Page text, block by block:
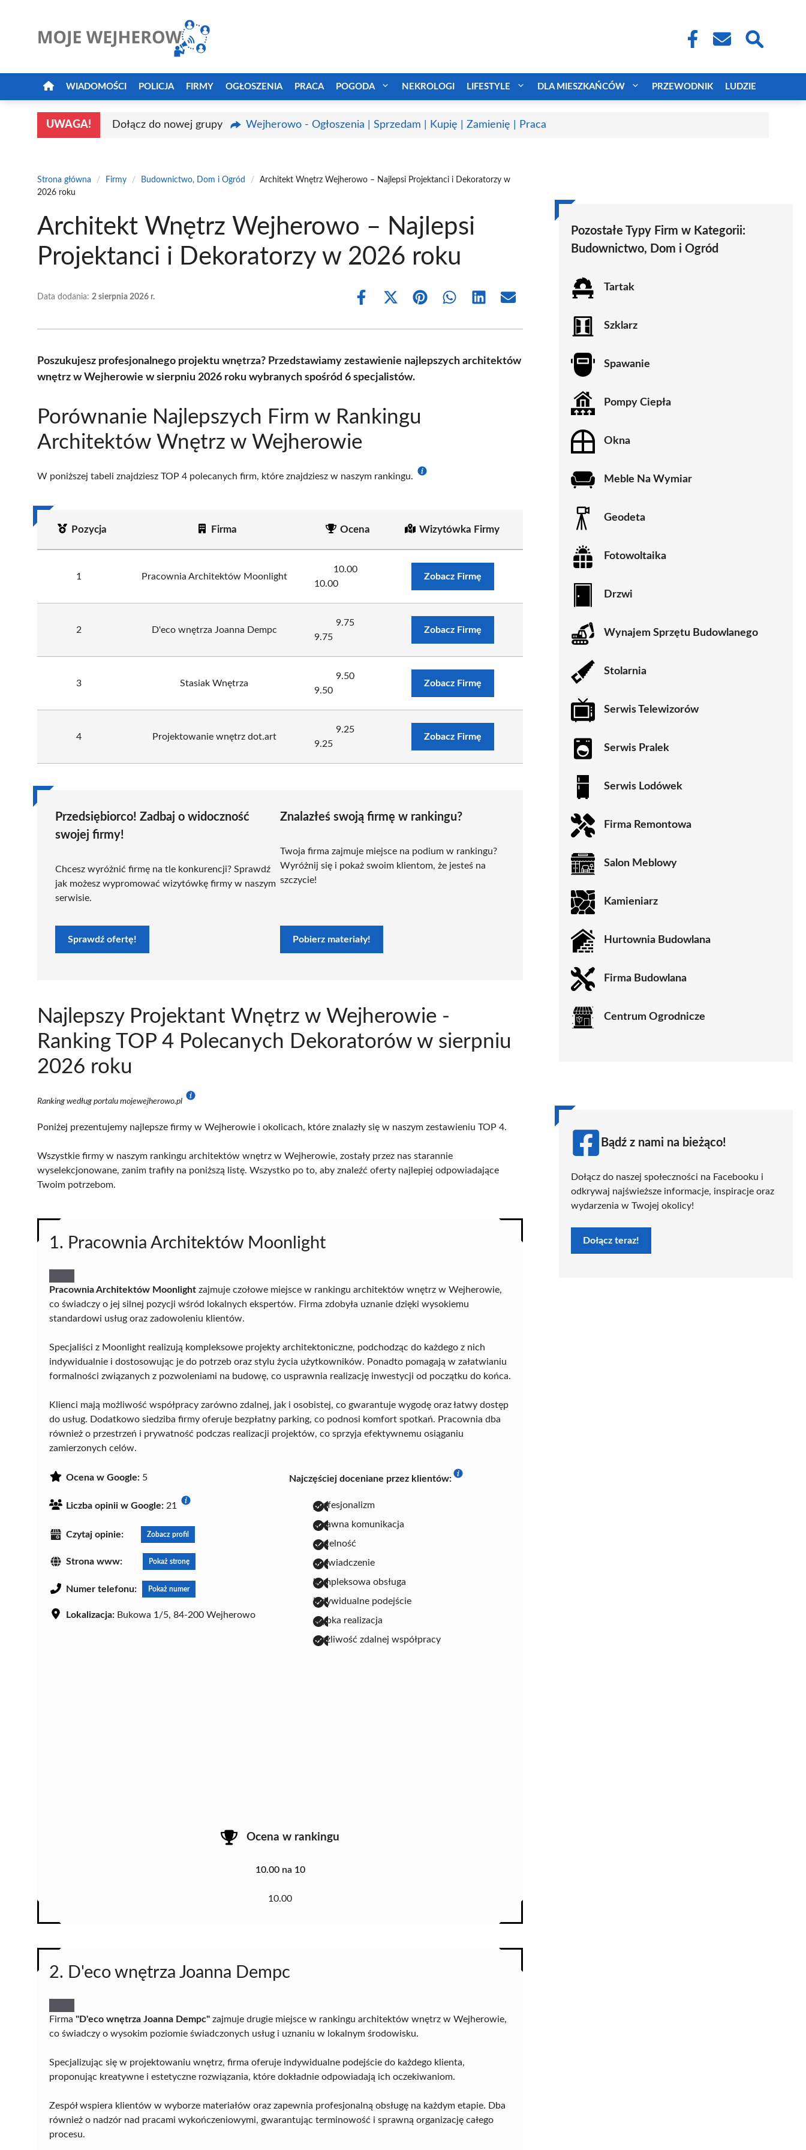
WIADOMOŚCI POLICJA FIRMY OGŁOSZENIA PRACA POGODA NEKROLOGI LIFESTYLE DLA MIESZKAŃCÓW PRZEWODNIK LUDZIE
UWAGA! Dołącz do nowej grupy Wejherowo - Ogłoszenia | Sprzedam | Kupię | Zamienię | Praca
Strona główna / Firmy / Budownictwo, Dom i Ogród /
Architekt Wnętrz Wejherowo – Najlepsi Projektanci i Dekoratorzy w
2026 roku
Architekt Wnętrz Wejherowo – Najlepsi
Projektanci i Dekoratorzy w 2026 roku
Data dodania: 2 sierpnia 2026 r.
Share
Share
(Twitter)
Share Share Share Share
Poszukujesz profesjonalnego projektu wnętrza? Przedstawiamy zestawienie najlepszych architektów
wnętrz w Wejherowie w sierpniu 2026 roku wybranych spośród 6 specjalistów.
Porównanie Najlepszych Firm w Rankingu
Architektów Wnętrz w Wejherowie
W poniższej tabeli znajdziesz TOP 4 polecanych firm, które znajdziesz w naszym rankingu.
Pozycja Firma Ocena Wizytówka Firmy
1 Pracownia Architektów Moonlight
10.00
10.00
Zobacz Firmę
2 D'eco wnętrza Joanna Dempc
9.75
9.75
Zobacz Firmę
3 Stasiak Wnętrza
9.50
9.50
Zobacz Firmę
4 Projektowanie wnętrz dot.art
9.25
9.25
Zobacz Firmę
Przedsiębiorco! Zadbaj o widoczność
swojej firmy!
Chcesz wyróżnić firmę na tle konkurencji? Sprawdź
jak możesz wypromować wizytówkę firmy w naszym
serwisie.
Sprawdź ofertę!
Znalazłeś swoją firmę w rankingu?
Twoja firma zajmuje miejsce na podium w rankingu?
Wyróżnij się i pokaż swoim klientom, że jesteś na
szczycie!
Pobierz materiały!
Najlepszy Projektant Wnętrz w Wejherowie -
Ranking TOP 4 Polecanych Dekoratorów w sierpniu
2026 roku
Ranking według portalu mojewejherowo.pl
Poniżej prezentujemy najlepsze firmy w Wejherowie i okolicach, które znalazły się w naszym zestawieniu TOP 4.
Wszystkie firmy w naszym rankingu architektów wnętrz w Wejherowie, zostały przez nas starannie
wyselekcjonowane, zanim trafiły na poniższą listę. Wszystko po to, aby znaleźć oferty najlepiej odpowiadające
Twoim potrzebom.
1. Pracownia Architektów Moonlight
Pracownia Architektów Moonlight zajmuje czołowe miejsce w rankingu architektów wnętrz w Wejherowie,
co świadczy o jej silnej pozycji wśród lokalnych ekspertów. Firma zdobyła uznanie dzięki wysokiemu
standardowi usług oraz zadowoleniu klientów.
Specjaliści z Moonlight realizują kompleksowe projekty architektoniczne, podchodząc do każdego z nich
indywidualnie i dostosowując je do potrzeb oraz stylu życia użytkowników. Ponadto pomagają w załatwianiu
formalności związanych z pozwoleniami na budowę, co usprawnia realizację inwestycji od początku do końca.
Klienci mają możliwość współpracy zarówno zdalnej, jak i osobistej, co gwarantuje wygodę oraz łatwy dostęp
do usług. Dodatkowo siedziba firmy oferuje bezpłatny parking, co podnosi komfort spotkań. Pracownia dba
również o przestrzeń i prywatność podczas realizacji projektów, co sprzyja efektywnemu osiąganiu
zamierzonych celów.
Ocena w Google: 5
Liczba opinii w Google: 21
Czytaj opinie: Zobacz profil
Strona www: Pokaż stronę
Numer telefonu: Pokaż numer
Lokalizacja: Bukowa 1/5, 84-200 Wejherowo
Najczęściej doceniane przez klientów:
profesjonalizm
sprawna komunikacja
rzetelność
doświadczenie
kompleksowa obsługa
indywidualne podejście
szybka realizacja
możliwość zdalnej współpracy
Ocena w rankingu
10.00 na 10
10.00
2. D'eco wnętrza Joanna Dempc
Firma "D'eco wnętrza Joanna Dempc" zajmuje drugie miejsce w rankingu architektów wnętrz w Wejherowie,
co świadczy o wysokim poziomie świadczonych usług i uznaniu w lokalnym środowisku.
Specjalizując się w projektowaniu wnętrz, firma oferuje indywidualne podejście do każdego klienta,
proponując kreatywne i estetyczne rozwiązania, które dokładnie odpowiadają ich oczekiwaniom.
Zespół wspiera klientów w wyborze materiałów oraz zapewnia profesjonalną obsługę na każdym etapie. Dba
również o nadzór nad pracami wykończeniowymi, gwarantując terminowość i sprawną organizację całego
procesu.
Pozostałe Typy Firm w Kategorii:
Budownictwo, Dom i Ogród
Tartak
Szklarz
Spawanie
Pompy Ciepła
Okna
Meble Na Wymiar
Geodeta
Fotowoltaika
Drzwi
Wynajem Sprzętu Budowlanego
Stolarnia
Serwis Telewizorów
Serwis Pralek
Serwis Lodówek
Firma Remontowa
Salon Meblowy
Kamieniarz
Hurtownia Budowlana
Firma Budowlana
Centrum Ogrodnicze
Bądź z nami na bieżąco!
Dołącz do naszej społeczności na Facebooku i
odkrywaj najświeższe informacje, inspiracje oraz
wydarzenia w Twojej okolicy!
Dołącz teraz!